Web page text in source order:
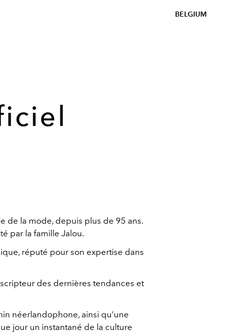
BELGIUM
de la mode, depuis plus de 95 ans.
par la famille Jalou.
réputé pour son expertise dans
des dernières tendances et
néerlandophone, ainsi qu’une
jour un instantané de la culture